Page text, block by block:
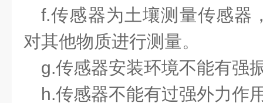
f.传感器为土壤测量传感器
对其他物质进行测量。
g.传感器安装环境不能有强
h.传感器不能有过强外力作